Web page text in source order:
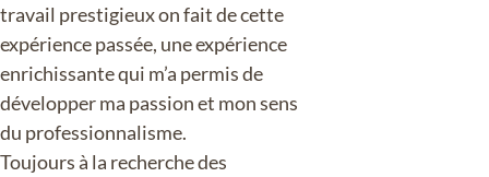
travail prestigieux on fait de cette
expérience passée, une expérience
enrichissante qui m’a permis de
développer ma passion et mon sens
du professionnalisme.
Toujours à la recherche des